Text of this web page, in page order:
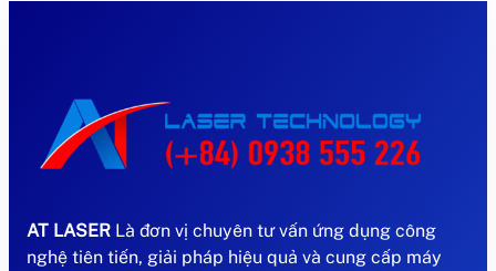
AT LASER Là đơn vị chuyên tư vấn ứng dụng công
nghệ tiên tiến, giải pháp hiệu quả và cung cấp máy